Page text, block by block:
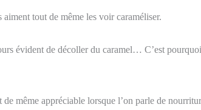
tout de même les voir caraméliser.
évident de décoller du caramel… C’est
même appréciable lorsque l’on parle de